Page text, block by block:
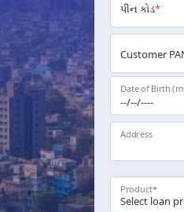
પીન કોડ*
Customer
Date of Birth
Address
Product*